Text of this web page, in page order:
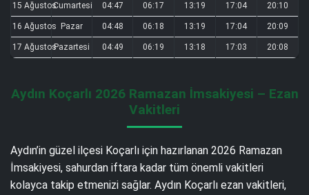
15 AğustosCumartesi 04:47 06:17 13:19 17:04 20:10
16 Ağustos Pazar 04:48 06:18 13:19 17:04 20:09
17 AğustosPazartesi 04:49 06:19 13:18 17:03 20:08
Aydın Koçarlı 2026 Ramazan İmsakiyesi – Ezan
Vakitleri
Aydın’in güzel ilçesi Koçarlı için hazırlanan 2026 Ramazan
İmsakiyesi, sahurdan iftara kadar tüm önemli vakitleri
kolayca takip etmenizi sağlar. Aydın Koçarlı ezan vakitleri,